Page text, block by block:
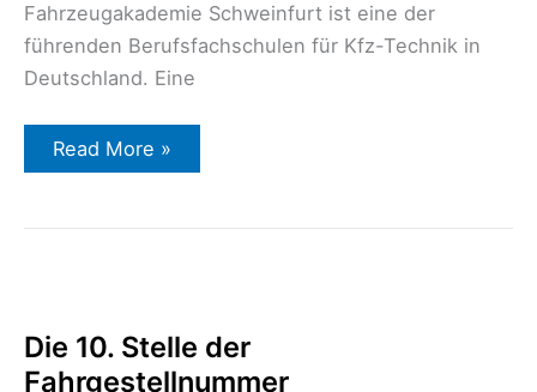
Fahrzeugakademie Schweinfurt ist eine der
führenden Berufsfachschulen für Kfz-Technik in
Deutschland. Eine
Read More »
Die 10. Stelle der
Fahrgestellnummer
der
Fahrgestellnummer